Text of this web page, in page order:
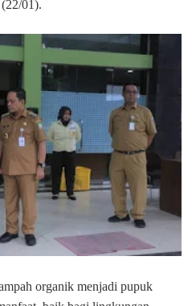
01).
organik menjadi pupuk